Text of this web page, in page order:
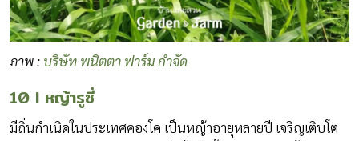
ภาพ : บริษัท พนิตตา ฟาร์ม กำจัด
10 I หญ้ารูซี่
มีถิ่นกำเนิดในประเทศคองโค เป็นหญ้าอายุหลายปี เจริญเติบโต